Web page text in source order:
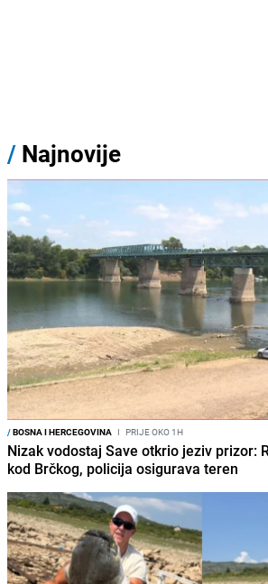
/ Najnovije
/BOSNA I HERCEGOVINA I PRIJE OKO 1H
Nizak vodostaj Save otkrio jeziv prizor:
kod Brčkog, policija osigurava teren